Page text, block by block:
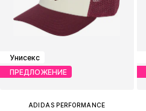
Унисекс
ПРЕДЛОЖЕНИЕ
ADIDAS PERFORMANCE